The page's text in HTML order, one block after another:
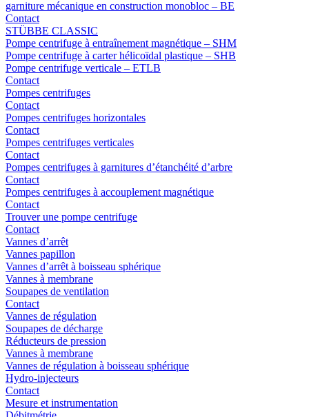
garniture mécanique en construction monobloc – BE
Contact
STÜBBE CLASSIC
Pompe centrifuge à entraînement magnétique – SHM
Pompe centrifuge à carter hélicoïdal plastique – SHB
Pompe centrifuge verticale – ETLB
Contact
Pompes centrifuges
Contact
Pompes centrifuges horizontales
Contact
Pompes centrifuges verticales
Contact
Pompes centrifuges à garnitures d’étanchéité d’arbre
Contact
Pompes centrifuges à accouplement magnétique
Contact
Trouver une pompe centrifuge
Contact
Vannes d’arrêt
Vannes papillon
Vannes d’arrêt à boisseau sphérique
Vannes à membrane
Soupapes de ventilation
Contact
Vannes de régulation
Soupapes de décharge
Réducteurs de pression
Vannes à membrane
Vannes de régulation à boisseau sphérique
Hydro-injecteurs
Contact
Mesure et instrumentation